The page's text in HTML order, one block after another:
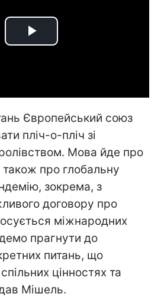
Play
Європейський союз
пліч-о-пліч зі
Мова йде про
також про глобальну
зокрема, з
договору про
міжнародних
прагнути до
питань, що
цінностях та
Мішель.